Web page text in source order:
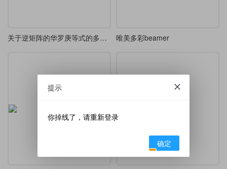
关于逆矩阵的华罗庚等式的多种解法 唯美多彩beamer
提示
你掉线了，请重新登录
确定